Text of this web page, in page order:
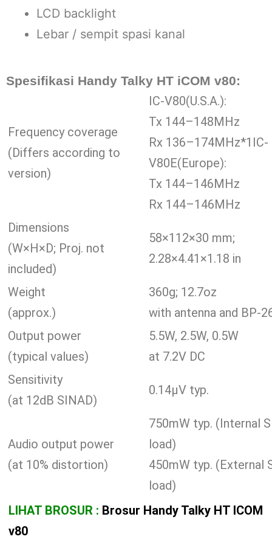
LCD backlight
Lebar / sempit spasi kanal
Spesifikasi Handy Talky HT iCOM v80:
Frequency coverage
(Differs according to
version)
IC-V80(U.S.A.):
Tx 144–148MHz
Rx 136–174MHz*1IC-
V80E(Europe):
Tx 144–146MHz
Rx 144–146MHz
Dimensions
(W×H×D; Proj. not
included)
58×112×30 mm;
2.28×4.41×1.18 in
Weight
(approx.)
360g; 12.7oz
with antenna and BP-
Output power
(typical values)
5.5W, 2.5W, 0.5W
at 7.2V DC
Sensitivity
(at 12dB SINAD)
0.14μV typ.
Audio output power
(at 10% distortion)
750mW typ. (Internal
load)
450mW typ. (External
load)
LIHAT BROSUR : Brosur Handy Talky HT ICOM
v80